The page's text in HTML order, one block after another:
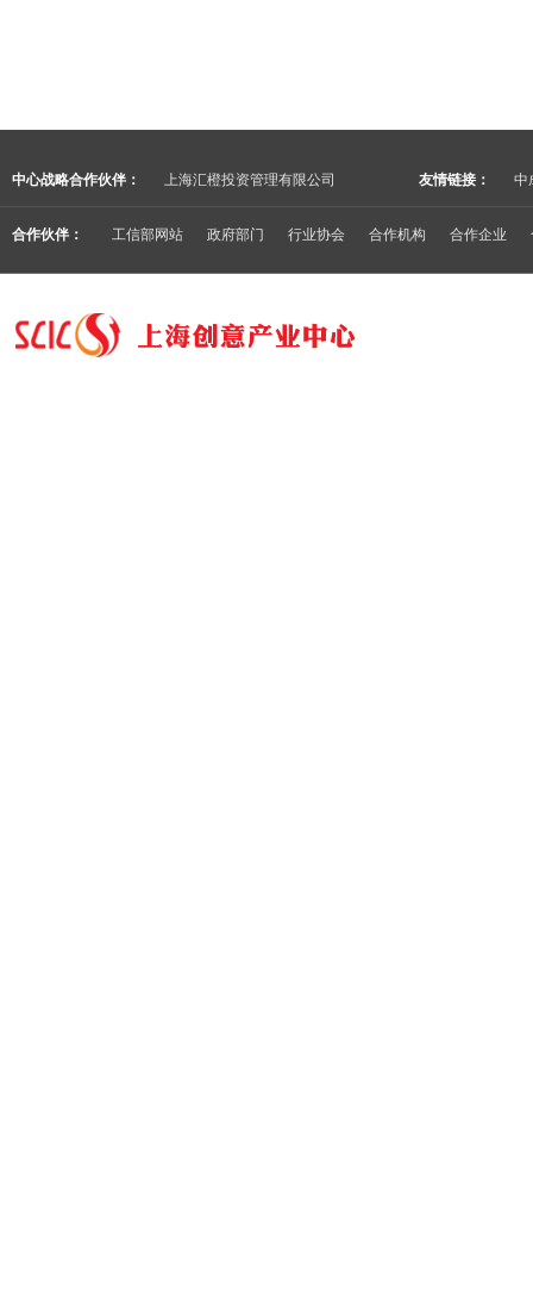
中心战略合作伙伴： 上海汇橙投资管理有限公司 友情链接： 中
合作伙伴： 工信部网站 政府部门 行业协会 合作机构 合作企业